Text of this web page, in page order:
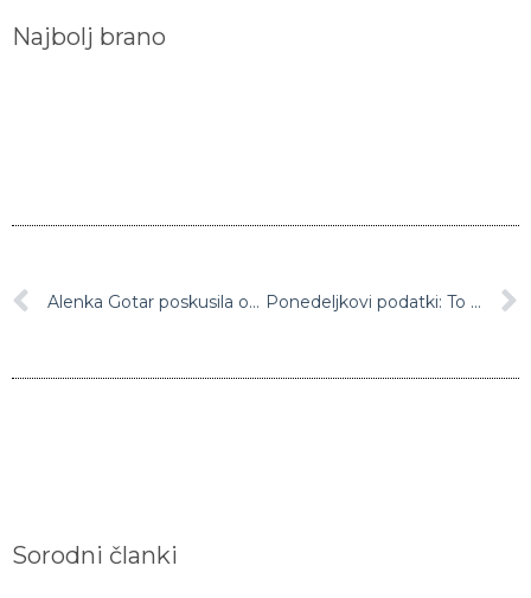
Najbolj brano
Alenka Gotar poskusila odstaviti predsednika programskega sveta RTVS Ponedeljkovi podatki: To kažejo zadnje številke
Sorodni članki